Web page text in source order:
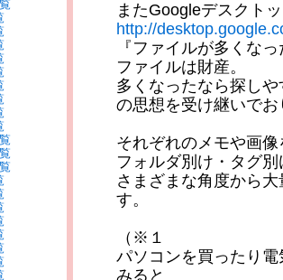
またGoogleデスクト
http://
『ファイルが多くな
ファイルは財産。
多くなったなら探し
の思想を受け継いでお
それぞれのメモや画
フォルダ別け・タグ
さまざまな角度から
す。
（※１
パソコンを買ったり
みると